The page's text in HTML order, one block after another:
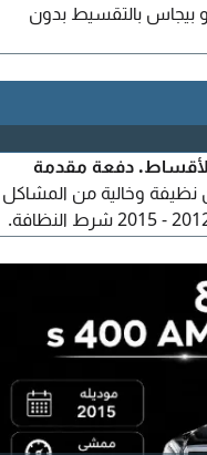
بيجاس بالتقسيط بدون
دفعة مقدمة
تكون نظيفة وخالية من المشاكل
وسعر متوسط. ممكن موديلات قديمة 2012 - 2015 شرط النظافة.